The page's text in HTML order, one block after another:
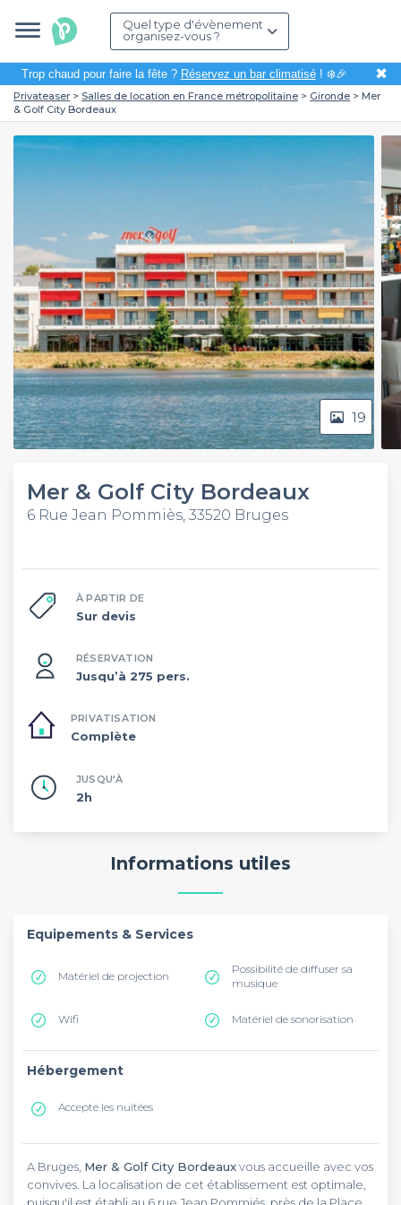
Quel type d'évènement
organisez-vous ?
Trop chaud pour faire la fête ? Réservez un bar climatisé! ❄️🎉 ✖
Privateaser Salles de location en France métropolitaine Gironde
Mer
& Golf City Bordeaux
19
Mer & Golf City Bordeaux
6 Rue Jean Pommiès, 33520 Bruges
À PARTIR DE
Sur devis
RÉSERVATION
Jusqu’à 275 pers.
PRIVATISATION
Complète
JUSQU'À
2h
Informations utiles
Equipements & Services
Matériel de projection
Possibilité de diffuser sa
musique
Wifi Matériel de sonorisation
Hébergement
Accepte les nuitées
A Bruges, Mer & Golf City Bordeauxvous accueille avec vos
convives. La localisation de cet établissement est optimale,
puisqu'il est établi au 6 rue Jean Pommiés, près de la Place